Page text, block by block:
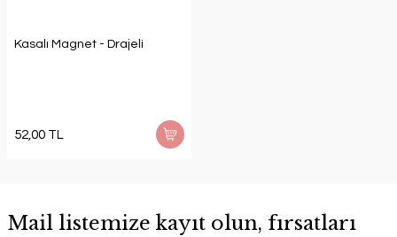
Kasalı Magnet - Drajeli
52,00 TL
Mail listemize kayıt olun, fırsatları